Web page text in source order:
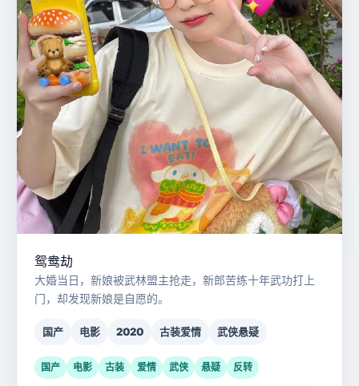
鸳鸯劫
大婚当日，新娘被武林盟主抢走，新郎苦练十年武功打上
门，却发现新娘是自愿的。
国产 电影 2020 古装爱情 武侠悬疑
国产 电影 古装 爱情 武侠 悬疑 反转